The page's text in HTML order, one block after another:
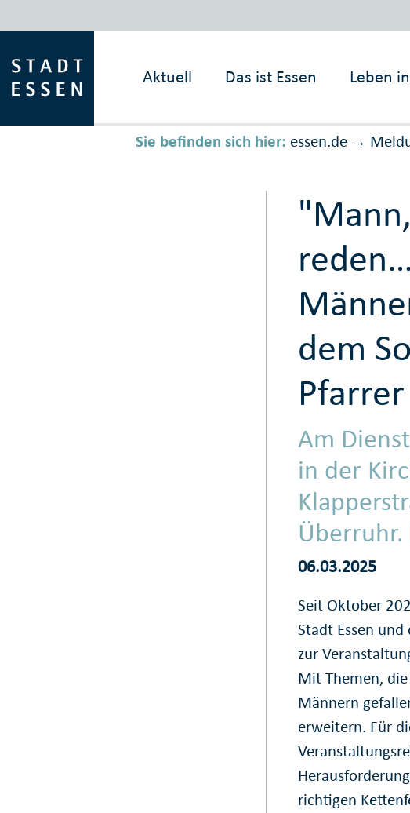
Aktuell Das ist Essen Leben in
Sie befinden sich hier: essen.de →
dem
Am
in der
06.03.2025
Seit Oktober
Stadt Essen
zur
Mit Themen,
Männern
erweitern. Für
richtigen